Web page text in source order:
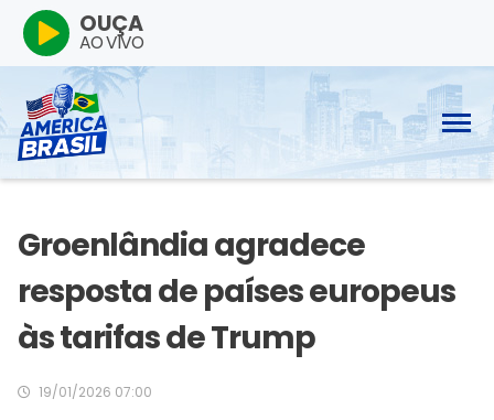
OUÇA
AO VIVO
Groenlândia agradece
resposta de países europeus
às tarifas de Trump
19/01/2026 07:00